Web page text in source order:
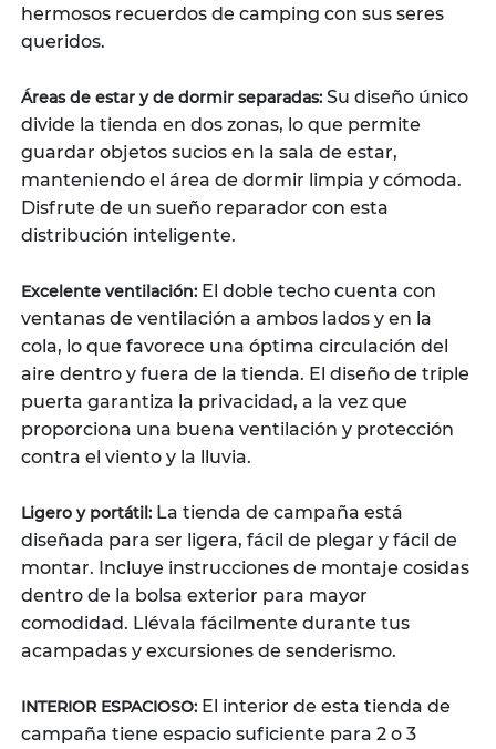
hermosos recuerdos de camping con sus seres
queridos.
Áreas de estar y de dormir separadas: Su diseño único
divide la tienda en dos zonas, lo que permite
guardar objetos sucios en la sala de estar,
manteniendo el área de dormir limpia y cómoda.
Disfrute de un sueño reparador con esta
distribución inteligente.
Excelente ventilación: El doble techo cuenta con
ventanas de ventilación a ambos lados y en la
cola, lo que favorece una óptima circulación del
aire dentro y fuera de la tienda. El diseño de triple
puerta garantiza la privacidad, a la vez que
proporciona una buena ventilación y protección
contra el viento y la lluvia.
Ligero y portátil: La tienda de campaña está
diseñada para ser ligera, fácil de plegar y fácil de
montar. Incluye instrucciones de montaje cosidas
dentro de la bolsa exterior para mayor
comodidad. Llévala fácilmente durante tus
acampadas y excursiones de senderismo.
INTERIOR ESPACIOSO: El interior de esta tienda de
campaña tiene espacio suficiente para 2 o 3